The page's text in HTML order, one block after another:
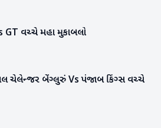
વચ્ચે મહા મુકાબલો